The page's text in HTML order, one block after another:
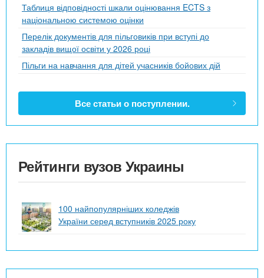
Таблиця відповідності шкали оцінювання ECTS з
національною системою оцінки
Перелік документів для пільговиків при вступі до
закладів вищої освіти у 2026 році
Пільги на навчання для дітей учасників бойових дій
Все статьи о поступлении.
Рейтинги вузов Украины
100 найпопулярніших коледжів
України серед вступників 2025 року